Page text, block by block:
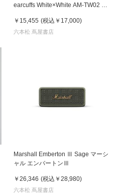
earcuffs White×White AM-TW02 ア
￥15,455 (税込 ￥17,000)
六本松 蔦屋書店
Marshall Emberton Ⅲ Sage マーシ
ャル エンバートンⅢ
￥26,346 (税込 ￥28,980)
六本松 蔦屋書店